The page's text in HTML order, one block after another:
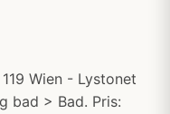
Wien - Lystonet
bad > Bad. Pris: